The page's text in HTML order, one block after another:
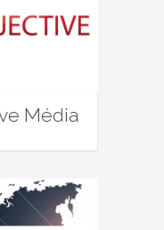
Média